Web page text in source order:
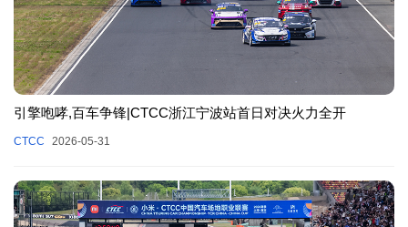
引擎咆哮,百车争锋|CTCC浙江宁波站首日对决火力全开
CTCC 2026-05-31